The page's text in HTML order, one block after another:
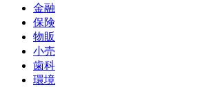
金融
保険
物販
小売
歯科
環境